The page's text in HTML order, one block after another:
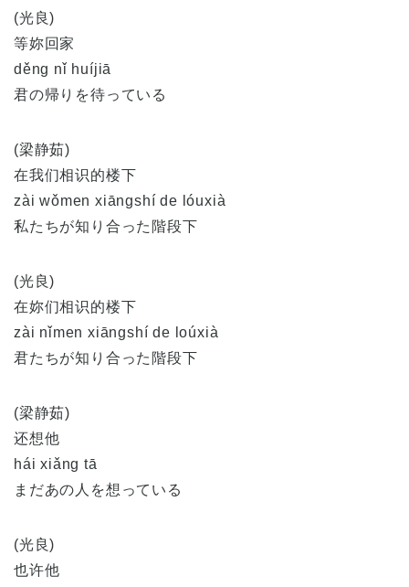
(光良)
等妳回家
děng nǐ huíjiā
君の帰りを待っている
(梁静茹)
在我们相识的楼下
zài wǒmen xiāngshí de lóuxià
私たちが知り合った階段下
(光良)
在妳们相识的楼下
zài nǐmen xiāngshí de loúxià
君たちが知り合った階段下
(梁静茹)
还想他
hái xiǎng tā
まだあの人を想っている
(光良)
也许他